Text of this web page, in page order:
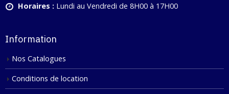
Horaires : Lundi au Vendredi de 8H00 à 17H00
Information
Nos Catalogues
Conditions de location